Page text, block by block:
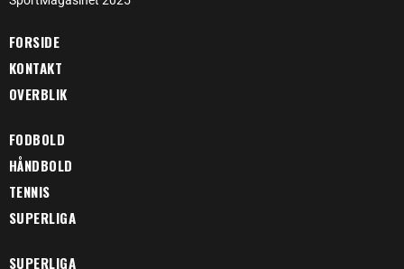
FORSIDE
KONTAKT
OVERBLIK
FODBOLD
HÅNDBOLD
TENNIS
SUPERLIGA
SUPERLIGA